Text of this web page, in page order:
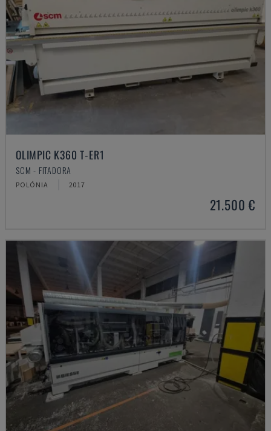
OLIMPIC K360 T-ER1
SCM - FITADORA
POLÓNIA 2017
21.500 €